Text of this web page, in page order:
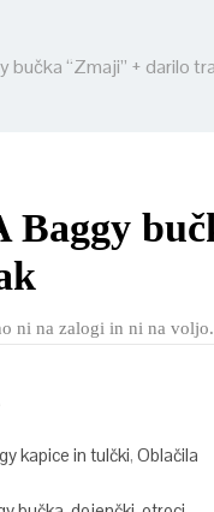
bučka “Zmaji” + darilo
ni na zalogi in ni na voljo.
kapice in tulčki, Oblačila